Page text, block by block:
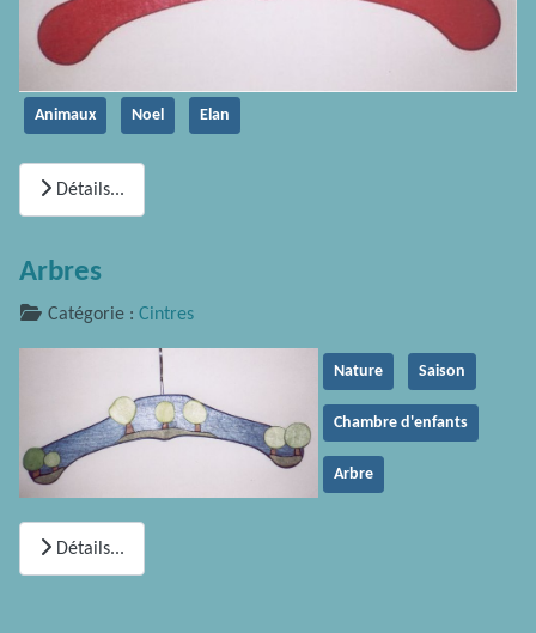
Animaux Noel Elan
Détails...
Arbres
Catégorie : Cintres
Nature Saison
Chambre d'enfants
Arbre
Détails...